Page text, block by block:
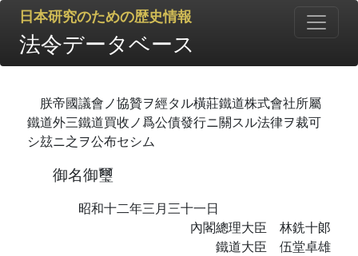
日本研究のための歴史情報
法令データベース
朕帝國議會ノ協贊ヲ經タル橫莊鐵道株式會社所屬
鐵道外三鐵道買收ノ爲公債發行ニ關スル法律ヲ裁可
シ玆ニ之ヲ公布セシム
御名御璽
昭和十二年三月三十一日
內閣總理大臣 林銑十郞
鐵道大臣 伍堂卓雄